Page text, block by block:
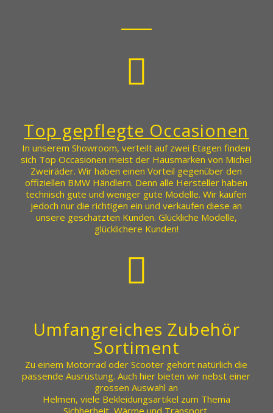
Top gepflegte Occasionen
In unserem Showroom, verteilt auf zwei Etagen finden
sich Top Occasionen meist der Hausmarken von Michel
Zweiräder. Wir haben einen Vorteil gegenüber den
offiziellen BMW Händlern. Denn alle Hersteller haben
technisch gute und weniger gute Modelle. Wir kaufen
jedoch nur die richtigen ein und verkaufen diese an
unsere geschätzten Kunden. Glückliche Modelle,
glücklichere Kunden!
Umfangreiches Zubehör
Sortiment
Zu einem Motorrad oder Scooter gehört natürlich die
passende Ausrüstung. Auch hier bieten wir nebst einer
grossen Auswahl an
Helmen, viele Bekleidungsartikel zum Thema